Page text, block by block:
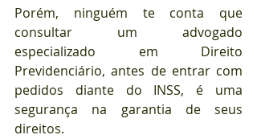
Porém, ninguém te conta que
consultar um advogado
especializado em Direito
Previdenciário, antes de entrar com
pedidos diante do INSS, é uma
segurança na garantia de seus
direitos.